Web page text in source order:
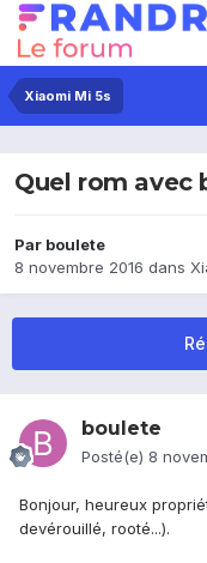
Xiaomi Mi 5s
Quel rom avec
Par boulete
8 novembre 2016 dans
boulete
Posté(e) 8
Bonjour, heureux
devérouillé, rooté...).